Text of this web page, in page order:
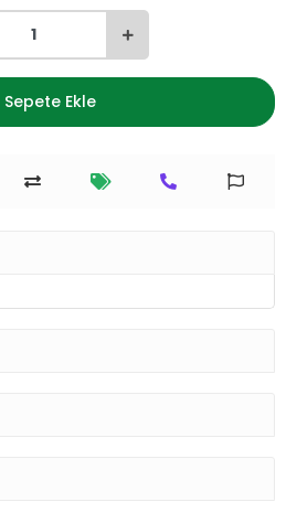
Sepete Ekle